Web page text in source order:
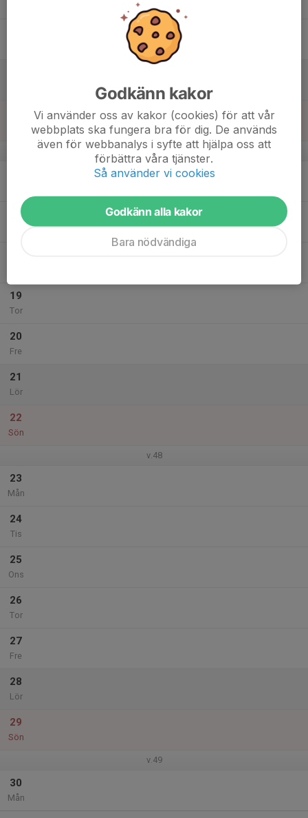
v.47
17
19
Tor
20
Fre
21
Lör
22
Sön
v.48
23
Mån
24
Tis
25
Ons
26
Tor
27
Fre
28
Lör
29
Sön
v.49
30
Mån
Godkänn kakor
Vi använder oss av kakor (cookies) för att vår
webbplats ska fungera bra för dig. De används
även för webbanalys i syfte att hjälpa oss att
förbättra våra tjänster.
Så använder vi cookies
Godkänn alla kakor
Bara nödvändiga